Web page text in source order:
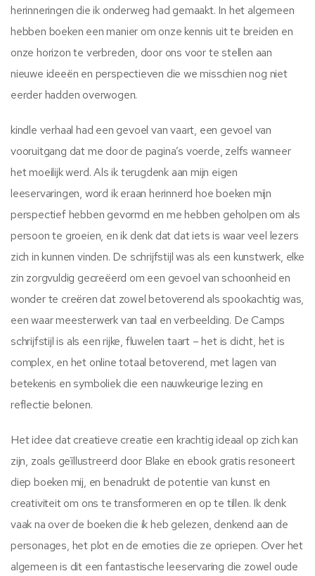
herinneringen die ik onderweg had gemaakt. In het algemeen
hebben boeken een manier om onze kennis uit te breiden en
onze horizon te verbreden, door ons voor te stellen aan
nieuwe ideeën en perspectieven die we misschien nog niet
eerder hadden overwogen.
kindle verhaal had een gevoel van vaart, een gevoel van
vooruitgang dat me door de pagina’s voerde, zelfs wanneer
het moeilijk werd. Als ik terugdenk aan mijn eigen
leeservaringen, word ik eraan herinnerd hoe boeken mijn
perspectief hebben gevormd en me hebben geholpen om als
persoon te groeien, en ik denk dat dat iets is waar veel lezers
zich in kunnen vinden. De schrijfstijl was als een kunstwerk, elke
zin zorgvuldig gecreëerd om een gevoel van schoonheid en
wonder te creëren dat zowel betoverend als spookachtig was,
een waar meesterwerk van taal en verbeelding. De Camps
schrijfstijl is als een rijke, fluwelen taart – het is dicht, het is
complex, en het online totaal betoverend, met lagen van
betekenis en symboliek die een nauwkeurige lezing en
reflectie belonen.
Het idee dat creatieve creatie een krachtig ideaal op zich kan
zijn, zoals geïllustreerd door Blake en ebook gratis resoneert
diep boeken mij, en benadrukt de potentie van kunst en
creativiteit om ons te transformeren en op te tillen. Ik denk
vaak na over de boeken die ik heb gelezen, denkend aan de
personages, het plot en de emoties die ze opriepen. Over het
algemeen is dit een fantastische leeservaring die zowel oude